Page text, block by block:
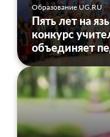
Образование UG.RU
Пять лет на
конкурс
объединяет